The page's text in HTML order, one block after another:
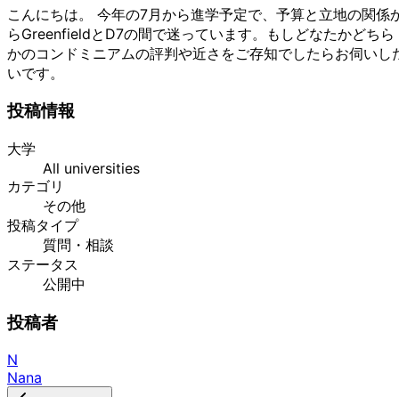
こんにちは。
今年の7月から進学予定で、予算と立地の関係
らGreenfieldとD7の間で迷っています。もしどなたかどちら
かのコンドミニアムの評判や近さをご存知でしたらお伺いし
いです。
投稿情報
大学
All universities
カテゴリ
その他
投稿タイプ
質問・相談
ステータス
公開中
投稿者
N
Nana